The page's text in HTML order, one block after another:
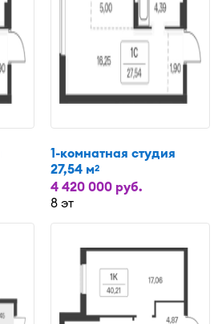
1-комнатная студия
27,54 м2
4 420 000 руб.
8 эт